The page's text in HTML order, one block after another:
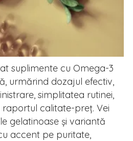
suplimente cu Omega-3
urmărind dozajul efectiv,
simplitatea rutinei,
calitate-preț. Vei
gelatinoase și variantă
accent pe puritate,